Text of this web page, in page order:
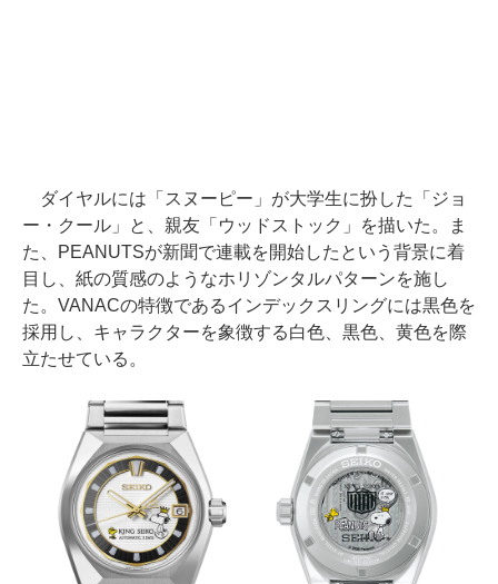
ダイヤルには「スヌーピー」が大学生に扮した「ジョ
ー・クール」と、親友「ウッドストック」を描いた。ま
た、PEANUTSが新聞で連載を開始したという背景に着
目し、紙の質感のようなホリゾンタルパターンを施し
た。VANACの特徴であるインデックスリングには黒色を
採用し、キャラクターを象徴する白色、黒色、黄色を際
立たせている。